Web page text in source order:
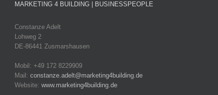
MARKETING 4 BUILDING | BUSINESSPEOPLE
Constanze Adelt
Lohweg 2
DE-86441 Zusmarshausen
Mobil: +49 172 8229909
Mail: constanze.adelt@marketing4building.de
Website: www.marketing4building.de